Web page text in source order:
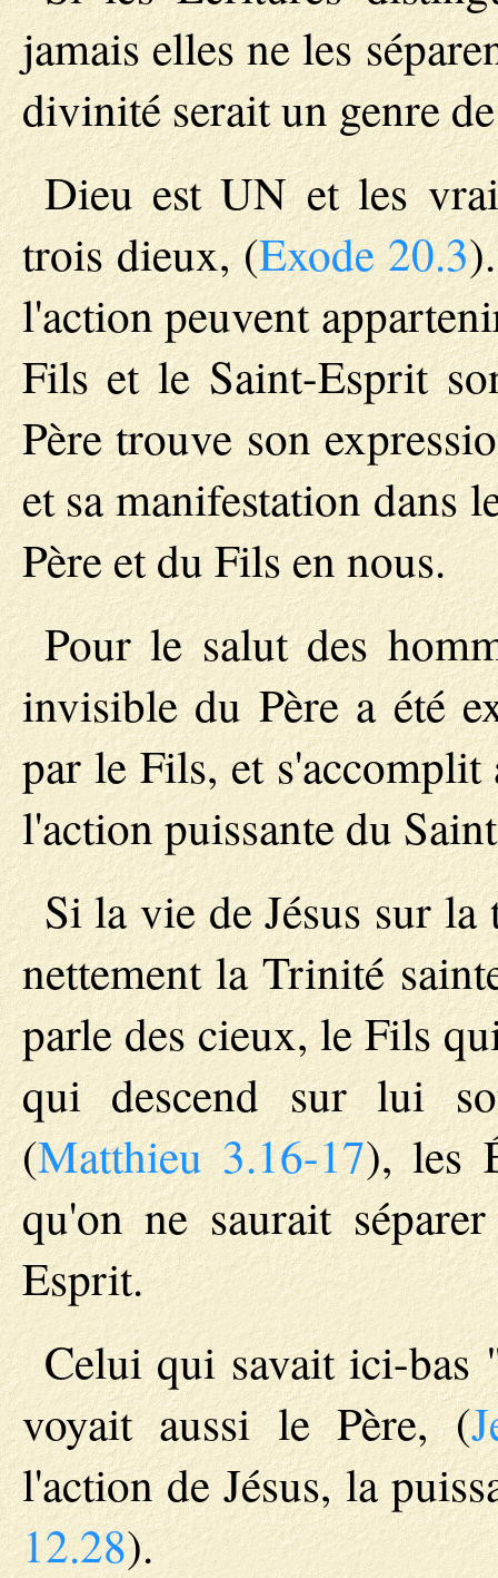
jamais elles ne les
divinité serait un genre
Dieu est UN et les
trois dieux, (Exode 20.3
l'action peuvent
Fils et le Saint-Esprit
Père trouve son
et sa manifestation dans
Père et du Fils en nous.
Pour le salut des
invisible du Père a été
par le Fils, et
l'action puissante du
Si la vie de Jésus sur
nettement la Trinité
parle des cieux, le Fils
qui descend sur lui
(Matthieu 3.16-17), les
qu'on ne saurait
Esprit.
Celui qui savait ici-bas
voyait aussi le Père, (
l'action de Jésus, la
12.28).